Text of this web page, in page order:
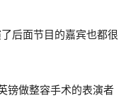
后面节目的嘉宾也都很
镑做整容手术的表演者